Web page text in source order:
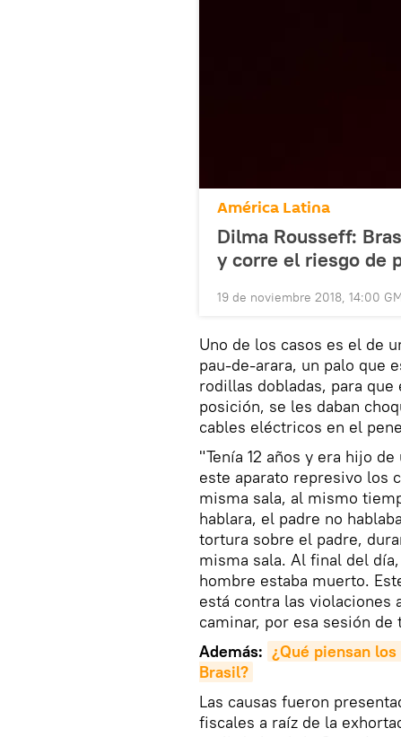
América Latina
Dilma Rousseff:
y corre el riesgo de
19 de noviembre 2018, 14:00
Uno de los casos es el de
pau-de-arara, un palo que
rodillas dobladas, para
posición, se les daban
cables eléctricos en el
"Tenía 12 años y era hijo
este aparato represivo los
misma sala, al mismo
hablara, el padre no
tortura sobre el padre,
misma sala. Al final del
hombre estaba muerto.
está contra las violaciones
caminar, por esa sesión
Además: ¿Qué piensan
Brasil?
Las causas fueron
fiscales a raíz de la